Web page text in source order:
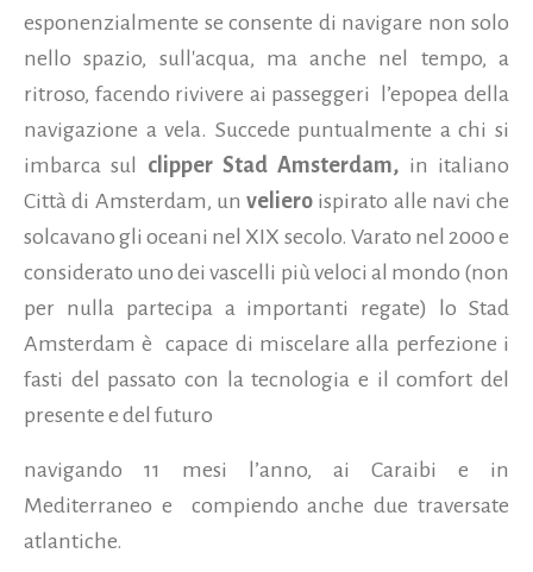
esponenzialmente se consente di navigare non solo
nello spazio, sull'acqua, ma anche nel tempo, a
ritroso, facendo rivivere ai passeggeri l’epopea della
navigazione a vela. Succede puntualmente a chi si
imbarca sul clipper Stad Amsterdam, in italiano
Città di Amsterdam, un veliero ispirato alle navi che
solcavano gli oceani nel XIX secolo. Varato nel 2000 e
considerato uno dei vascelli più veloci al mondo (non
per nulla partecipa a importanti regate) lo Stad
Amsterdam è capace di miscelare alla perfezione i
fasti del passato con la tecnologia e il comfort del
presente e del futuro
navigando 11 mesi l’anno, ai Caraibi e in
Mediterraneo e compiendo anche due traversate
atlantiche.